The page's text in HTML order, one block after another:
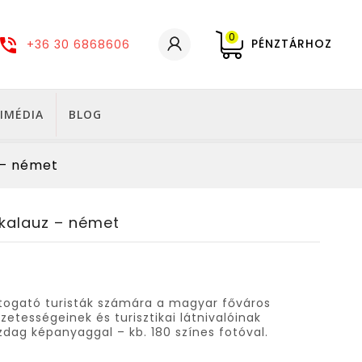
PÉNZTÁRHOZ
0
+36 30 6868606
BLOG
német
– német
turisták számára a magyar főváros
és turisztikai látnivalóinak
képanyaggal – kb. 180 színes fotóval.